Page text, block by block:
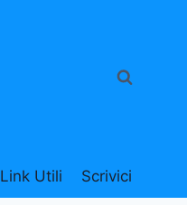
Link Utili Scrivici